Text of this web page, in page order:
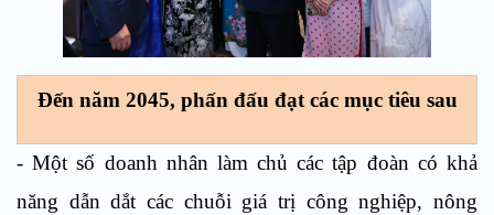
Đến năm 2045, phấn đấu đạt các mục tiêu sau
- Một số doanh nhân làm chủ các tập đoàn có khả
năng dẫn dắt các chuỗi giá trị công nghiệp, nông